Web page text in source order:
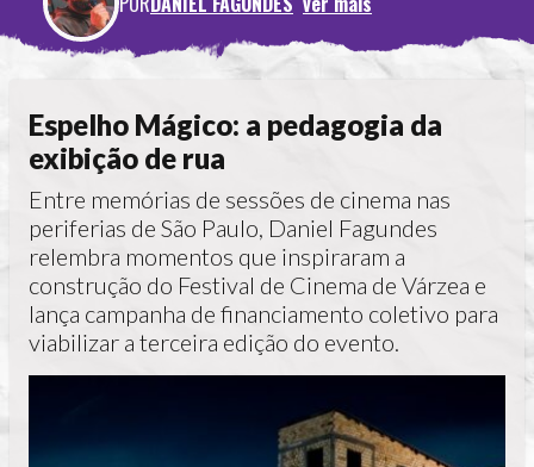
Espelho Mágico: a pedagogia da
exibição de rua
Entre memórias de sessões de cinema nas
periferias de São Paulo, Daniel Fagundes
relembra momentos que inspiraram a
construção do Festival de Cinema de Várzea e
lança campanha de financiamento coletivo para
viabilizar a terceira edição do evento.